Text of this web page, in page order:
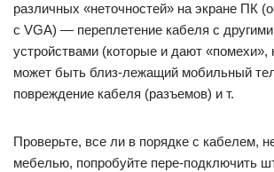
различных «неточностей» на экране ПК
с VGA) — переплетение кабеля с
устройствами (которые и дают «помехи»,
может быть близ-лежащий мобильный
повреждение кабеля (разъемов) и т.
Проверьте, все ли в порядке с кабелем,
мебелью, попробуйте пере-подключить